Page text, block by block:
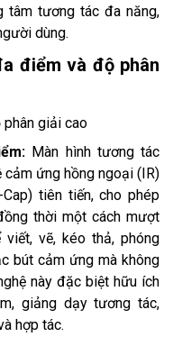
tâm tương tác đa năng,
dùng.
điểm và độ phân
giải cao
Màn hình tương tác
ứng hồng ngoại (IR)
tiên tiến, cho phép
thời một cách mượt
vẽ, kéo thả, phóng
bút cảm ứng mà không
này đặc biệt hữu ích
giảng dạy tương tác,
hợp tác.